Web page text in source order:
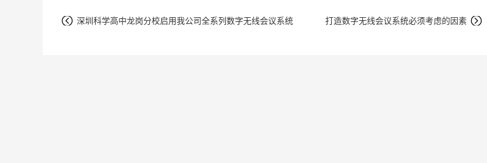
深圳科学高中龙岗分校启用我公司全系列数字无线会议系统 打造数字无线会议系统必须考虑的因素